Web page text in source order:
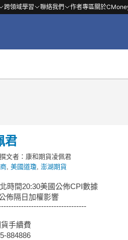
跨領域學習 聯絡我們 作者專區關於
君
撰文者：康和期貨凌佩君
美國道瓊 澎湖期貨
時間20:30美國公佈CPI數據
佈隔日加權影響
手續費
884886